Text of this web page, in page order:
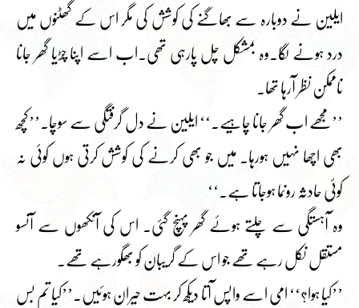
ایلین نے دوبارہ سے بھاگنے کی کوشش کی مگر اس کے گھٹنوں میں
درد ہونے لگا۔وہ بمشکل چل پارہی تھی۔اب اسے اپنا چڑیا گھر جانا
ناممکن نظر آرہا تھا۔
’’مجھے اب گھر جانا چاہیے۔‘‘ ایلین نے دل گرفتگی سے سوچا۔’’کچھ
بھی اچھا نہیں ہورہا۔ میں جو بھی کرنے کی کوشش کرتی ہوں کوئی نہ
کوئی حادثہ رونما ہوجاتا ہے۔‘‘
وہ آہستگی سے چلتے ہوئے گھر پہنچ گئی۔ اس کی آنکھوں سے آنسو
مستقل نکل رہے تھے جو اس کے گریبان کو بھگورہے تھے۔
’’کیا ہوا؟‘‘ امی اسے واپس آتا دیکھ کر بہت حیران ہوئیں۔’’کیا تم بس